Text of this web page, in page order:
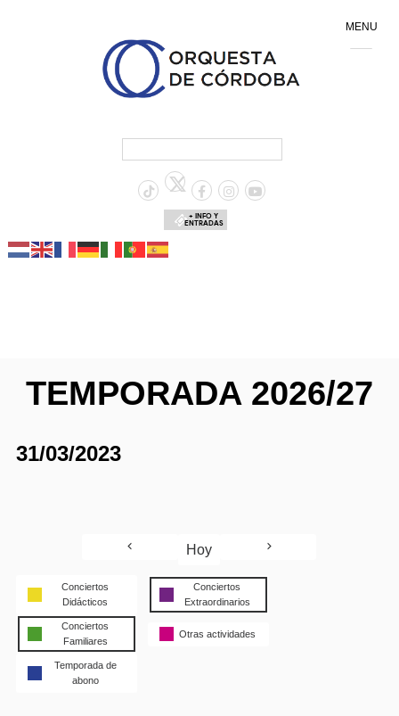
+ INFO Y
ENTRADAS
TEMPORADA 2026/27
31/03/2023
Hoy
Conciertos
Didácticos
Conciertos
Extraordinarios
Conciertos
Familiares
Otras actividades
Temporada de
abono
MENU